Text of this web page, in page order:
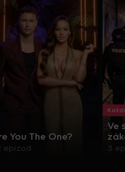
You The One?
epizod
Ve
3